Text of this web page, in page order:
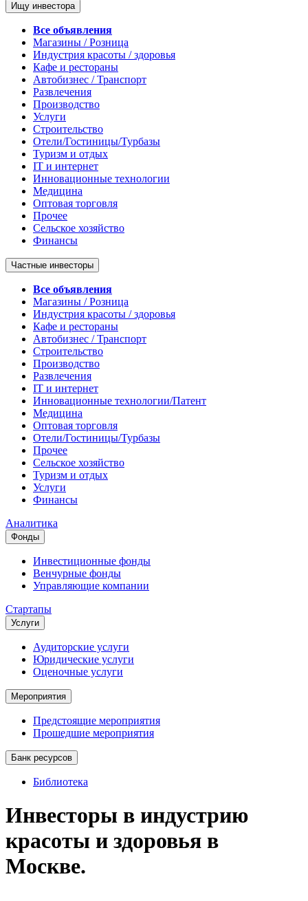
Ищу инвестора
Все объявления
Магазины / Розница
Индустрия красоты / здоровья
Кафе и рестораны
Автобизнес / Транспорт
Развлечения
Производство
Услуги
Строительство
Отели/Гостиницы/Турбазы
Туризм и отдых
IT и интернет
Инновационные технологии
Медицина
Оптовая торговля
Прочее
Сельское хозяйство
Финансы
Частные инвесторы
Все объявления
Магазины / Розница
Индустрия красоты / здоровья
Кафе и рестораны
Автобизнес / Транспорт
Строительство
Производство
Развлечения
IT и интернет
Инновационные технологии/Патент
Медицина
Оптовая торговля
Отели/Гостиницы/Турбазы
Прочее
Сельское хозяйство
Туризм и отдых
Услуги
Финансы
Аналитика
Фонды
Инвестиционные фонды
Венчурные фонды
Управляющие компании
Стартапы
Услуги
Аудиторские услуги
Юридические услуги
Оценочные услуги
Мероприятия
Предстоящие мероприятия
Прошедшие мероприятия
Банк ресурсов
Библиотека
Инвесторы в индустрию
красоты и здоровья в
Москве.